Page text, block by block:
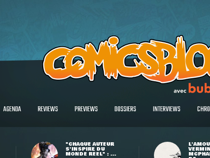
AGENDA REVIEWS PREVIEWS DOSSIERS INTERVIEWS
"CHAQUE AUTEUR
S'INSPIRE DU
MONDE RÉEL" : ...